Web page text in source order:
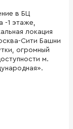
в БЦ
1 этаже,
локация
Сити Башни
огромный
м.